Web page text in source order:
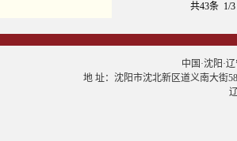
共43条 1/
中国·沈阳·
地 址：沈阳市沈北新区道义南大街